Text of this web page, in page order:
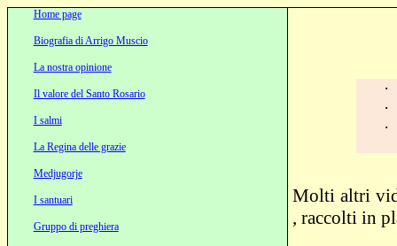
Home page
Biografia di Arrigo Muscio
La nostra opinione
Il valore del Santo Rosario
I salmi
La Regina delle grazie
Medjugorje
I santuari
Gruppo di preghiera
·
·
·
Molti altri
, raccolti in